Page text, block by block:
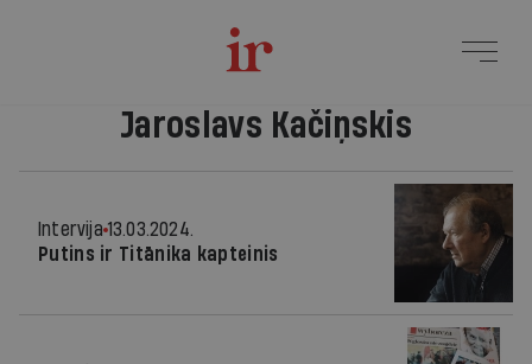
Jaroslavs Kačiņskis
Intervija 13.03.2024.
Putins ir Titānika kapteinis